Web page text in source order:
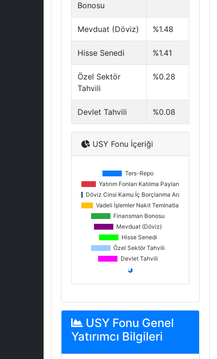
Bonosu
Mevduat (Döviz) %1.48
Hisse Senedi %1.41
Özel Sektör
Tahvili
%0.28
Devlet Tahvili %0.08
USY Fonu İçeriği
USY Fonu Genel
Yatırımcı Bilgileri